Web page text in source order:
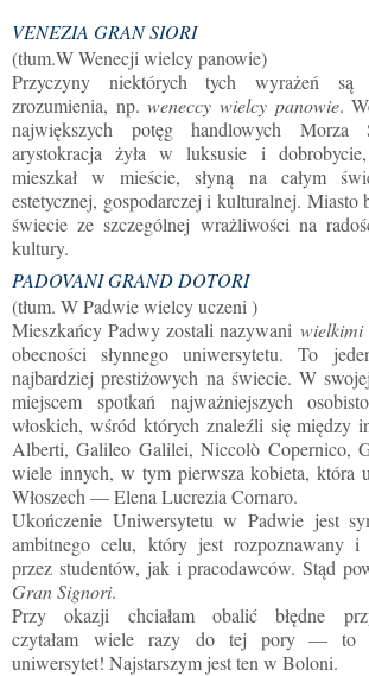
VENEZIA GRAN SIORI
(tłum.W Wenecji wielcy panowie)
Przyczyny niektórych tych wyrażeń są
zrozumienia, np.weneccy wielcy panowie.
największych potęg handlowych Morza
arystokracja żyła w luksusie i
mieszkał w mieście, słyną na całym
estetycznej, gospodarczej i kulturalnej. Miasto
świecie ze szczególnej wrażliwości na
kultury.
PADOVANI GRAND DOTORI
(tłum. W Padwiewielcy uczeni )
Mieszkańcy Padwy zostali nazywani wielkimi
obecności słynnego uniwersytetu. To
najbardziej prestiżowych na świecie. W
miejscem spotkań najważniejszych
włoskich, wśród których znaleźli się między
Alberti, Galileo Galilei, Niccolò Copernico,
wiele innych, w tym pierwsza kobieta, która
Włoszech — Elena Lucrezia Cornaro.
Ukończenie Uniwersytetu w Padwie jest
ambitnego celu, który jest rozpoznawany i
przez studentów, jak i pracodawców. Stąd
Gran Signori.
Przy okazji chciałam obalić błędne
czytałam wiele razy do tej pory— to
uniwersytet! Najstarszym jest ten w Boloni.